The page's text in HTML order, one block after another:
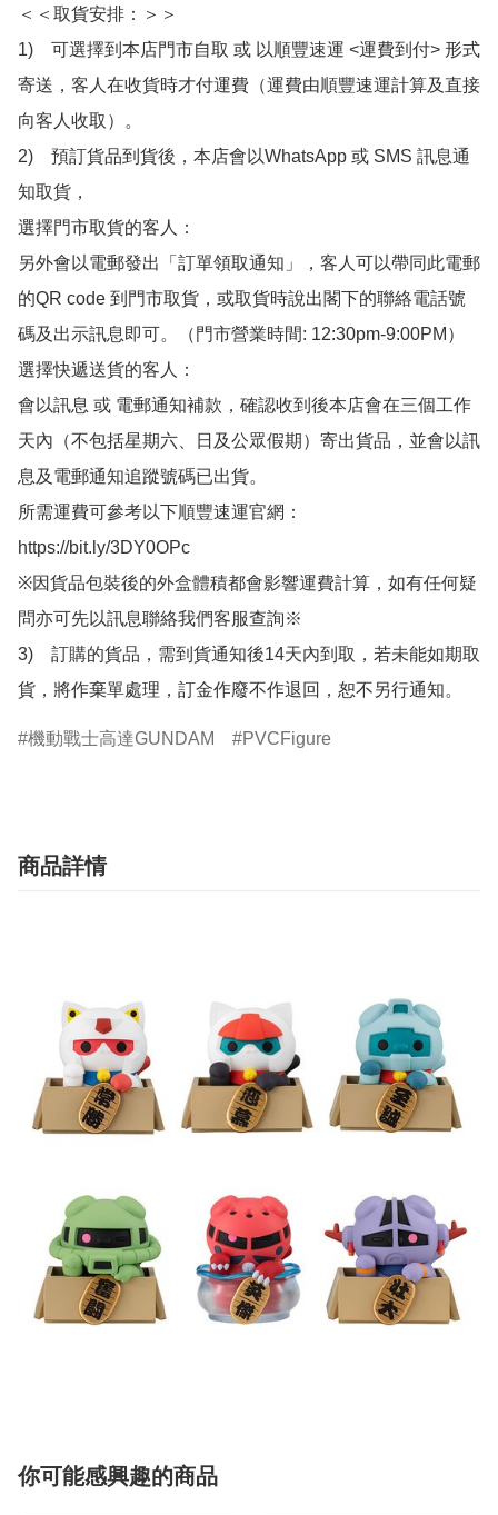
＜＜取貨安排：＞＞
1)　可選擇到本店門市自取 或 以順豐速運 <運費到付> 形式
寄送，客人在收貨時才付運費（運費由順豐速運計算及直接
向客人收取）。
2)　預訂貨品到貨後，本店會以WhatsApp 或 SMS 訊息通
知取貨，
選擇門市取貨的客人：
另外會以電郵發出「訂單領取通知」，客人可以帶同此電郵
的QR code 到門市取貨，或取貨時說出閣下的聯絡電話號
碼及出示訊息即可。（門市營業時間: 12:30pm-9:00PM）
選擇快遞送貨的客人：
會以訊息 或 電郵通知補款，確認收到後本店會在三個工作
天內（不包括星期六、日及公眾假期）寄出貨品，並會以訊
息及電郵通知追蹤號碼已出貨。
所需運費可參考以下順豐速運官網：
https://bit.ly/3DY0OPc
※因貨品包裝後的外盒體積都會影響運費計算，如有任何疑
問亦可先以訊息聯絡我們客服查詢※
3)　訂購的貨品，需到貨通知後14天內到取，若未能如期取
貨，將作棄單處理，訂金作廢不作退回，恕不另行通知。
機動戰士高達GUNDAM PVCFigure
商品詳情
你可能感興趣的商品